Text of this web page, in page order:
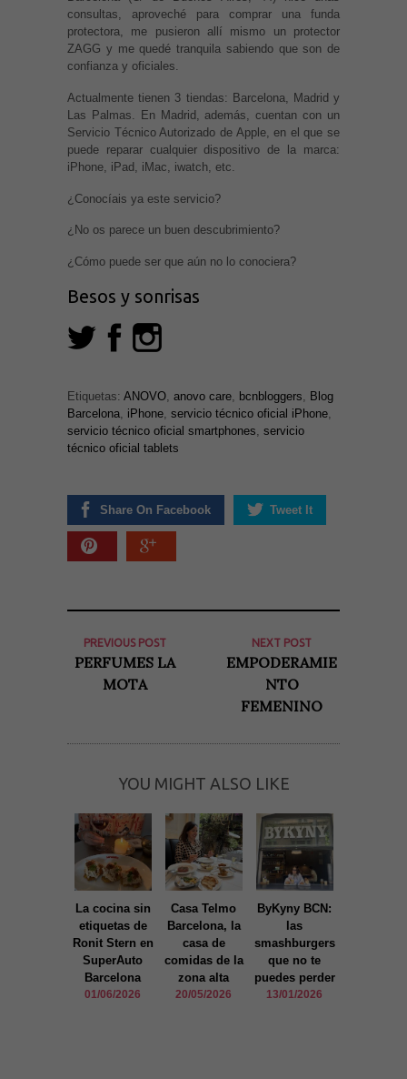
consultas, aproveché para comprar una funda
protectora, me pusieron allí mismo un protector
ZAGG y me quedé tranquila sabiendo que son de
confianza y oficiales.
Actualmente tienen 3 tiendas: Barcelona, Madrid y
Las Palmas. En Madrid, además, cuentan con un
Servicio Técnico Autorizado de Apple, en el que se
puede reparar cualquier dispositivo de la marca:
iPhone, iPad, iMac, iwatch, etc.
¿Conocíais ya este servicio?
¿No os parece un buen descubrimiento?
¿Cómo puede ser que aún no lo conociera?
Besos y sonrisas
Etiquetas: ANOVO anovo care bcnbloggers
Blog
Barcelona iPhone servicio técnico oficial iPhone
servicio técnico oficial smartphones servicio
técnico oficial tablets
Share On Facebook Tweet It
PREVIOUS POST
PERFUMES LA
MOTA
NEXT POST
EMPODERAMIE
NTO
FEMENINO
YOU MIGHT ALSO LIKE
La cocina sin
etiquetas de
Ronit Stern en
SuperAuto
Barcelona
01/06/2026
Casa Telmo
Barcelona, la
casa de
comidas de la
zona alta
20/05/2026
ByKyny BCN:
las
smashburgers
que no te
puedes perder
13/01/2026
Necesarias
Estadísticas
Estas
cookies no
opcionales.
Son
funcione la
podamos
funcionalidad
y estructura
de la web, en
base a cómo
se usa la
web.
Experiencia
nuestra web
funcione lo
mejor posible